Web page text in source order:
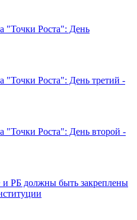
"Точки Роста": День
"Точки Роста": День третий -
"Точки Роста": День второй -
РБ должны быть закреплены